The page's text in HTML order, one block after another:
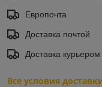
Европочта
Доставка почтой
Доставка курьером
Все условия